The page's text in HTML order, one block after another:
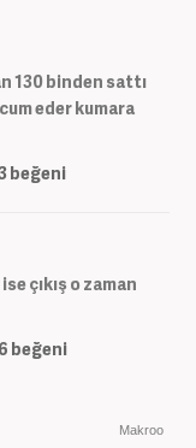
130 binden sattı
eder kumara
beğeni
çıkış o zaman
6 beğeni
Makroo